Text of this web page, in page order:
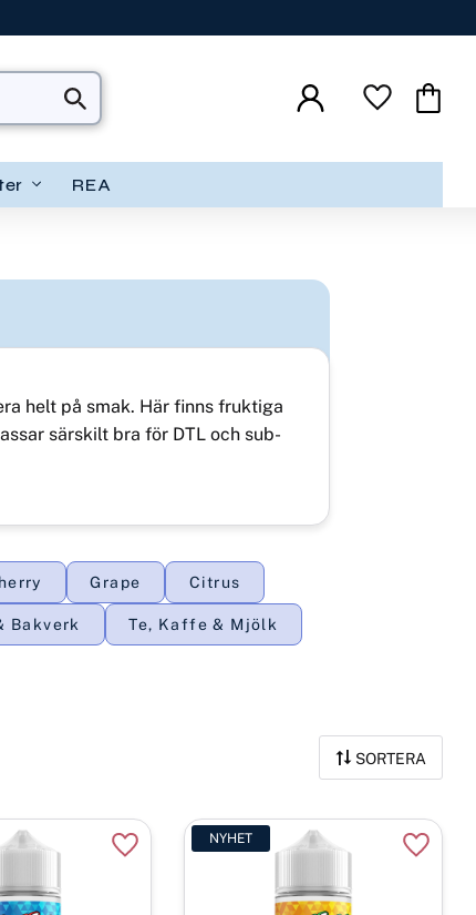
Favoriter
REA
helt på smak. Här finns fruktiga
särskilt bra för DTL och sub-
Grape Citrus
Bakverk Te, Kaffe & Mjölk
SORTERA
Lägg till i favoriter
NYHET
Lägg